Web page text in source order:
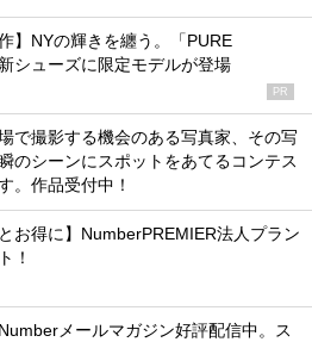
】NYの輝きを纏う。「PURE
シューズに限定モデルが登場
PR
で撮影する機会のある写真家、その写
のシーンにスポットをあてるコンテス
。作品受付中！
お得に】NumberPREMIER法人プラン
！
メールマガジン好評配信中。ス